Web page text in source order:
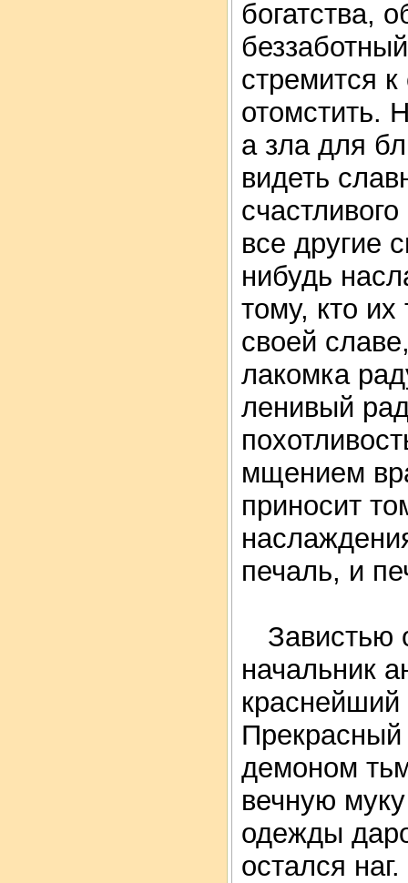
богатства,
стремится
отомстить.
а зла для
видеть
все другие
нибудь
тому, кто
своей
лакомка
ленивый
мщением
приносит
печаль, и
Завистью
начальник
демоном
вечную
одежды
остался наг.